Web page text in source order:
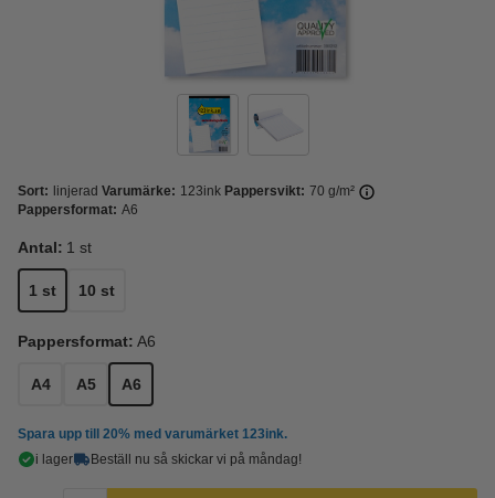
Sort: linjerad Varumärke: 123ink Pappersvikt: 70 g/m²
Pappersformat: A6
Antal: 1 st
1 st 10 st
Pappersformat: A6
A4 A5 A6
Spara upp till 20% med varumärket 123ink.
i lager
Beställ nu så skickar vi på måndag!